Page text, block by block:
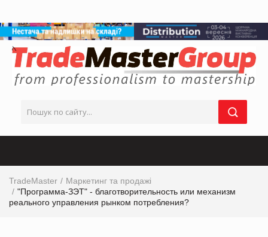
TradeMaster
Маркетинг та продажі
"Программа-ЗЭТ" - благотворительность или механизм
реального управления рынком потребления?